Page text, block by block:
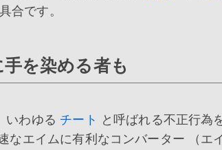
合です。
を染める者も
いわゆる チート と呼ばれる不正行為
エイムに有利なコンバーター （エ